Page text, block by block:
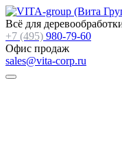
Всё для
+7 (495) 980-79-60
Офис продаж
sales@vita-corp.ru